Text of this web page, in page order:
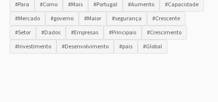
#Para #Como #Mais #Portugal #Aumento
#Capacidade
#Mercado
#governo #Maior #segurança
#Crescente
#Setor
#Dados #Empresas #Principais
#Crescimento
#Investimento
#Desenvolvimento #pais #Global